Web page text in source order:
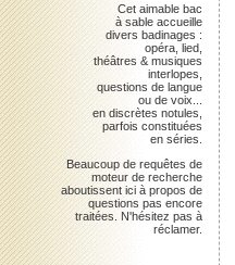
Cet aimable bac
à sable accueille
divers badinages :
opéra, lied,
théâtres & musiques
interlopes,
questions de langue
ou de voix...
en discrètes notules,
parfois constituées
en séries.
Beaucoup de requêtes de
moteur de recherche
aboutissent ici à propos de
questions pas encore
traitées. N'hésitez pas à
réclamer.